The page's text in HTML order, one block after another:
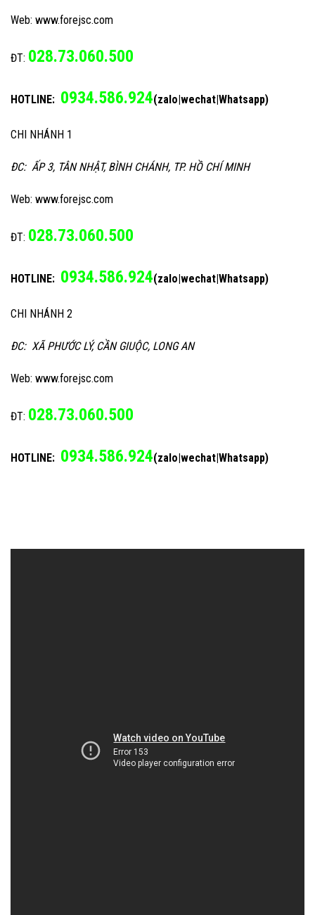
Web: www.forejsc.com
ĐT: 028.73.060.500
HOTLINE: 0934.586.924(zalo|wechat|Whatsapp)
CHI NHÁNH 1
ĐC: ẤP 3, TÂN NHẬT, BÌNH CHÁNH, TP. HỒ CHÍ MINH
Web: www.forejsc.com
ĐT: 028.73.060.500
HOTLINE: 0934.586.924(zalo|wechat|Whatsapp)
CHI NHÁNH 2
ĐC: XÃ PHƯỚC LÝ, CẦN GIUỘC, LONG AN
Web: www.forejsc.com
ĐT: 028.73.060.500
HOTLINE: 0934.586.924(zalo|wechat|Whatsapp)